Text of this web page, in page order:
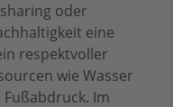
oder
eine
respektvoller
wie Wasser
Im